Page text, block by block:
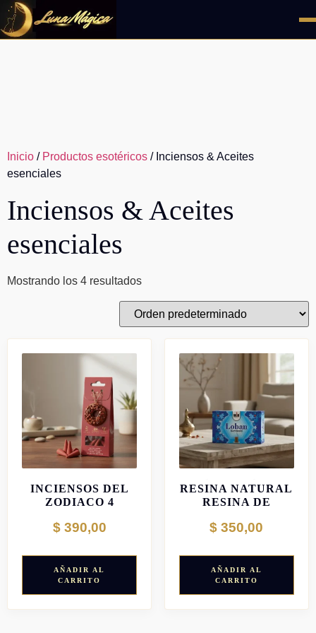
Inicio / Productos esotéricos / Inciensos & Aceites
esenciales
Inciensos & Aceites
esenciales
Mostrando los 4 resultados
INCIENSOS DEL
ZODIACO 4
$390,00
AÑADIR AL
CARRITO
RESINA NATURAL
RESINA DE
$ 350,00
AÑADIR AL
CARRITO